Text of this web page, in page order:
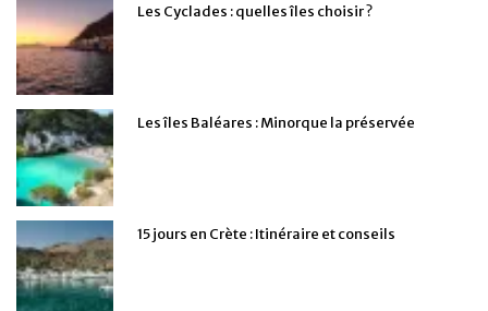
Les Cyclades : quelles îles choisir ?
Les îles Baléares : Minorque la préservée
15 jours en Crète : Itinéraire et conseils